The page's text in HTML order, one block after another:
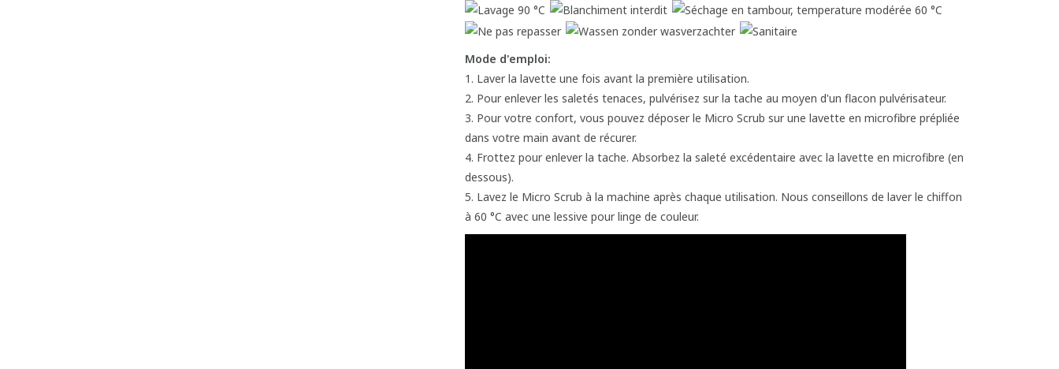
Mode d'emploi:
1. Laver la lavette une fois avant la première utilisation.
2. Pour enlever les saletés tenaces, pulvérisez sur la tache au moyen d'un flacon pulvérisateur.
3. Pour votre confort, vous pouvez déposer le Micro Scrub sur une lavette en microfibre prépliée
dans votre main avant de récurer.
4. Frottez pour enlever la tache. Absorbez la saleté excédentaire avec la lavette en microfibre (en
dessous).
5. Lavez le Micro Scrub à la machine après chaque utilisation. Nous conseillons de laver le chiffon
à 60 °C avec une lessive pour linge de couleur.